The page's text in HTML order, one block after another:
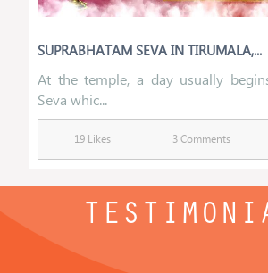
SUPRABHATAM SEVA IN TIRUMALA,...
At the temple, a day usually
Seva whic...
19 Likes 3 Comments